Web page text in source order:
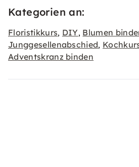
Kategorien an:
Floristikkurs, DIY, Blumen
Junggesellenabschied,
Adventskranz binden